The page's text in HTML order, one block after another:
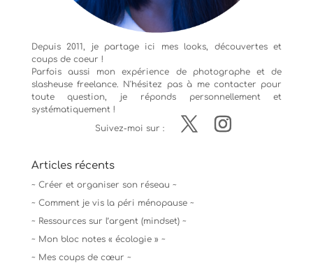
Depuis 2011, je partage ici mes looks, découvertes et
coups de coeur !
Parfois aussi mon expérience de photographeet de
slasheuse freelance. N'hésitez pas à me contacter pour
toute question, je réponds personnellement et
systématiquement !
Suivez-moi sur :
Articles récents
~ Créer et organiser son réseau ~
~ Comment je vis la péri ménopause ~
~ Ressources sur l’argent (mindset) ~
~ Mon bloc notes « écologie » ~
~ Mes coups de cœur ~